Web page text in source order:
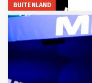
BUITENLAND